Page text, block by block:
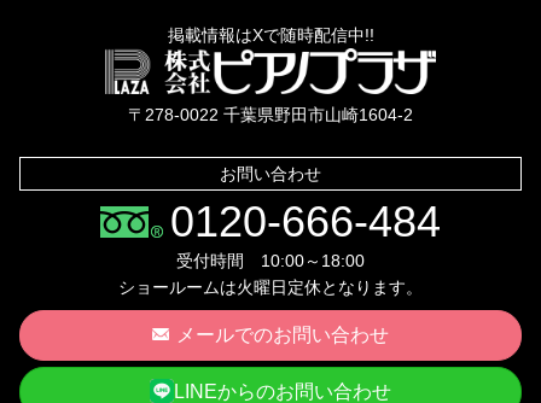
掲載情報はXで随時配信中!!
〒278-0022 千葉県野田市山崎1604-2
お問い合わせ
0120-666-484
受付時間 10:00～18:00
ショールームは火曜日定休となります。
メールでのお問い合わせ
LINEからのお問い合わせ